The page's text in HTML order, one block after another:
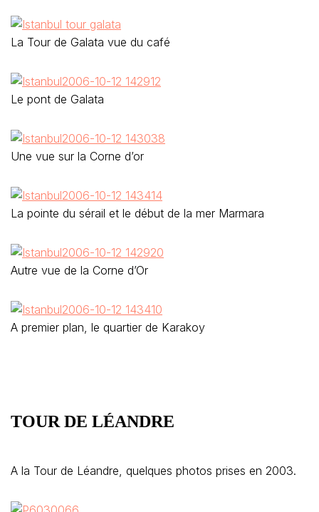
La Tour de Galata vue du café
Le pont de Galata
Une vue sur la Corne d’or
La pointe du sérail et le début de la mer Marmara
Autre vue de la Corne d’Or
A premier plan, le quartier de Karakoy
TOUR DE LÉANDRE
A la Tour de Léandre, quelques photos prises en 2003.